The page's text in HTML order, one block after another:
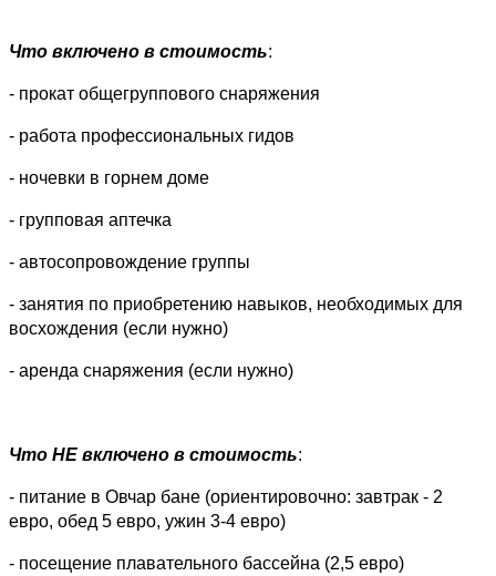
Что включено в стоимость:
- прокат общегруппового снаряжения
- работа профессиональных гидов
- ночевки в горнем доме
- групповая аптечка
- автосопровождение группы
- занятия по приобретению навыков, необходимых для
восхождения (если нужно)
- аренда снаряжения (если нужно)
Что НЕ включено в стоимость:
- питание в Овчар бане (ориентировочно: завтрак - 2
евро, обед 5 евро, ужин 3-4 евро)
- посещение плавательного бассейна (2,5 евро)